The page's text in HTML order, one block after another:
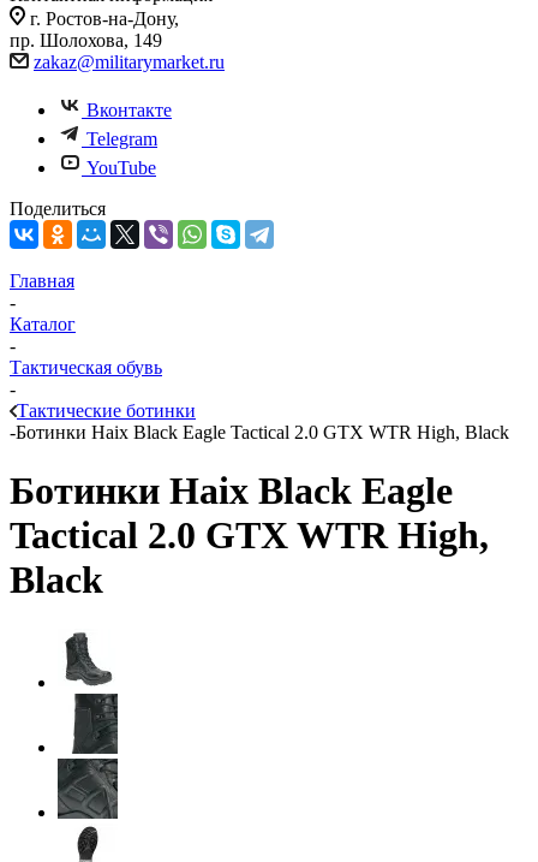
г. Ростов-на-Дону,
пр. Шолохова, 149
zakaz@militarymarket.ru
Вконтакте
Telegram
YouTube
Поделиться
Главная
-
Каталог
-
Тактическая обувь
-
Тактические ботинки
-Ботинки Haix Black Eagle Tactical 2.0 GTX WTR High, Black
Ботинки Haix Black Eagle
Tactical 2.0 GTX WTR High,
Black